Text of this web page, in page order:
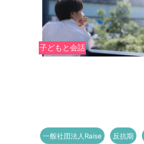
子どもと会話
一般社団法人Raise 反抗期